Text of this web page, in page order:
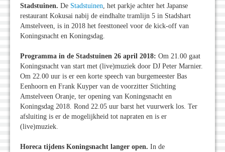
Stadstuinen. De Stadstuinen , het parkje achter het Japanse
restaurant Kokusai nabij de eindhalte tramlijn 5 in Stadshart
Amstelveen, is in 2018 het feesttoneel voor de kick-off van
Koningsnacht en Koningsdag.
Programma in de Stadstuinen 26 april 2018: Om 21.00 gaat
Koningsnacht van start met (live)muziek door DJ Peter Marnier.
Om 22.00 uur is er een korte speech van burgemeester Bas
Eenhoorn en Frank Kuyper van de voorzitter Stichting
Amstelveen Oranje, ter opening van Koningsnacht en
Koningsdag 2018. Rond 22.05 uur barst het vuurwerk los. Ter
afsluiting is er de mogelijkheid tot napraten en is er
(live)muziek.
Horeca tijdens Koningsnacht langer open. In de